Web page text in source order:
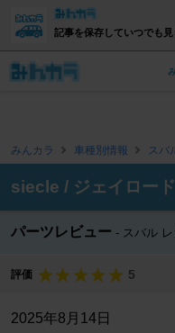
記事を保存していつでも見
みんカラ 車種別情報 スバ
siecle / ジェイロー
パーツレビュー スバル
評価 5
2025年8月14日